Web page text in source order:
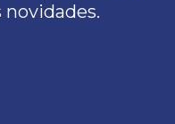
novidades.